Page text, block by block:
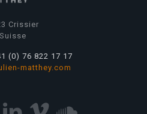
Crissier
Suisse
(0) 76 822 17 17
matthey.com